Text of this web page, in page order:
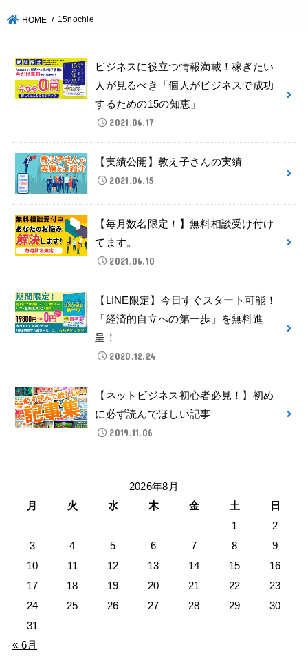
HOME 15nochie
ビジネスに役立つ情報満載！稼ぎたい
人が見るべき「個人がビジネスで成功
するための15の知恵」
2021.06.17
【実績公開】教え子さんの実績
2021.06.15
【毎月数名限定！】無料相談受け付け
てます。
2021.06.10
【LINE限定】今日すぐスタート可能！
「経済的自立への第一歩」を無料進
呈！
2020.12.24
【ネットビジネス初心者必見！】初め
に必ず読んでほしい記事
2019.11.06
2026年8月
月
火 水 木 金 土
日
1
2
3
4 5 6 7 8
9
10
11 12 13 14 15
16
17
18 19 20 21 22
23
24
25 26 27 28 29
30
31
« 6月